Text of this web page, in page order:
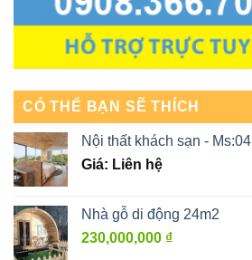
CÓ THỂ BẠN SẼ THÍCH
Nội thất khách sạn - Ms:04
Giá: Liên hệ
Nhà gỗ di động 24m2
230,000,000 ₫